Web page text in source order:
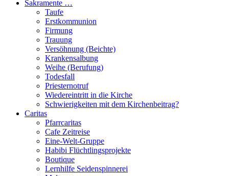
Sakramente …
Taufe
Erstkommunion
Firmung
Trauung
Versöhnung (Beichte)
Krankensalbung
Weihe (Berufung)
Todesfall
Priesternotruf
Wiedereintritt in die Kirche
Schwierigkeiten mit dem Kirchenbeitrag?
Caritas
Pfarrcaritas
Cafe Zeitreise
Eine-Welt-Gruppe
Habibi Flüchtlingsprojekte
Boutique
Lernhilfe Seidenspinnerei